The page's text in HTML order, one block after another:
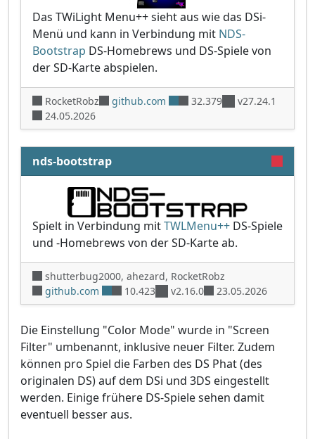
Das TWiLight Menu++ sieht aus wie das DSi-
Menü und kann in Verbindung mit NDS-
Bootstrap DS-Homebrews und DS-Spiele von
der SD-Karte abspielen.
RocketRobz github.com 32.379
v27.24.1
24.05.2026
nds-bootstrap
Spielt in Verbindung mitTWLMenu++ DS-Spiele
und -Homebrews von der SD-Karte ab.
shutterbug2000, ahezard, RocketRobz
github.com
10.423 v2.16.0 23.05.2026
Die Einstellung "Color Mode" wurde in "Screen
Filter" umbenannt, inklusive neuer Filter. Zudem
können pro Spiel die Farben des DS Phat (des
originalen DS) auf dem DSi und 3DS eingestellt
werden. Einige frühere DS-Spiele sehen damit
eventuell besser aus.